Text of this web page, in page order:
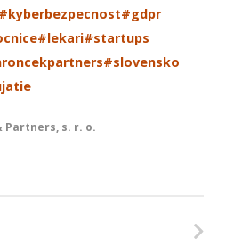
#kyberbezpecnost#gdpr
#lekari#startups
#slovensko
Partners, s. r. o.